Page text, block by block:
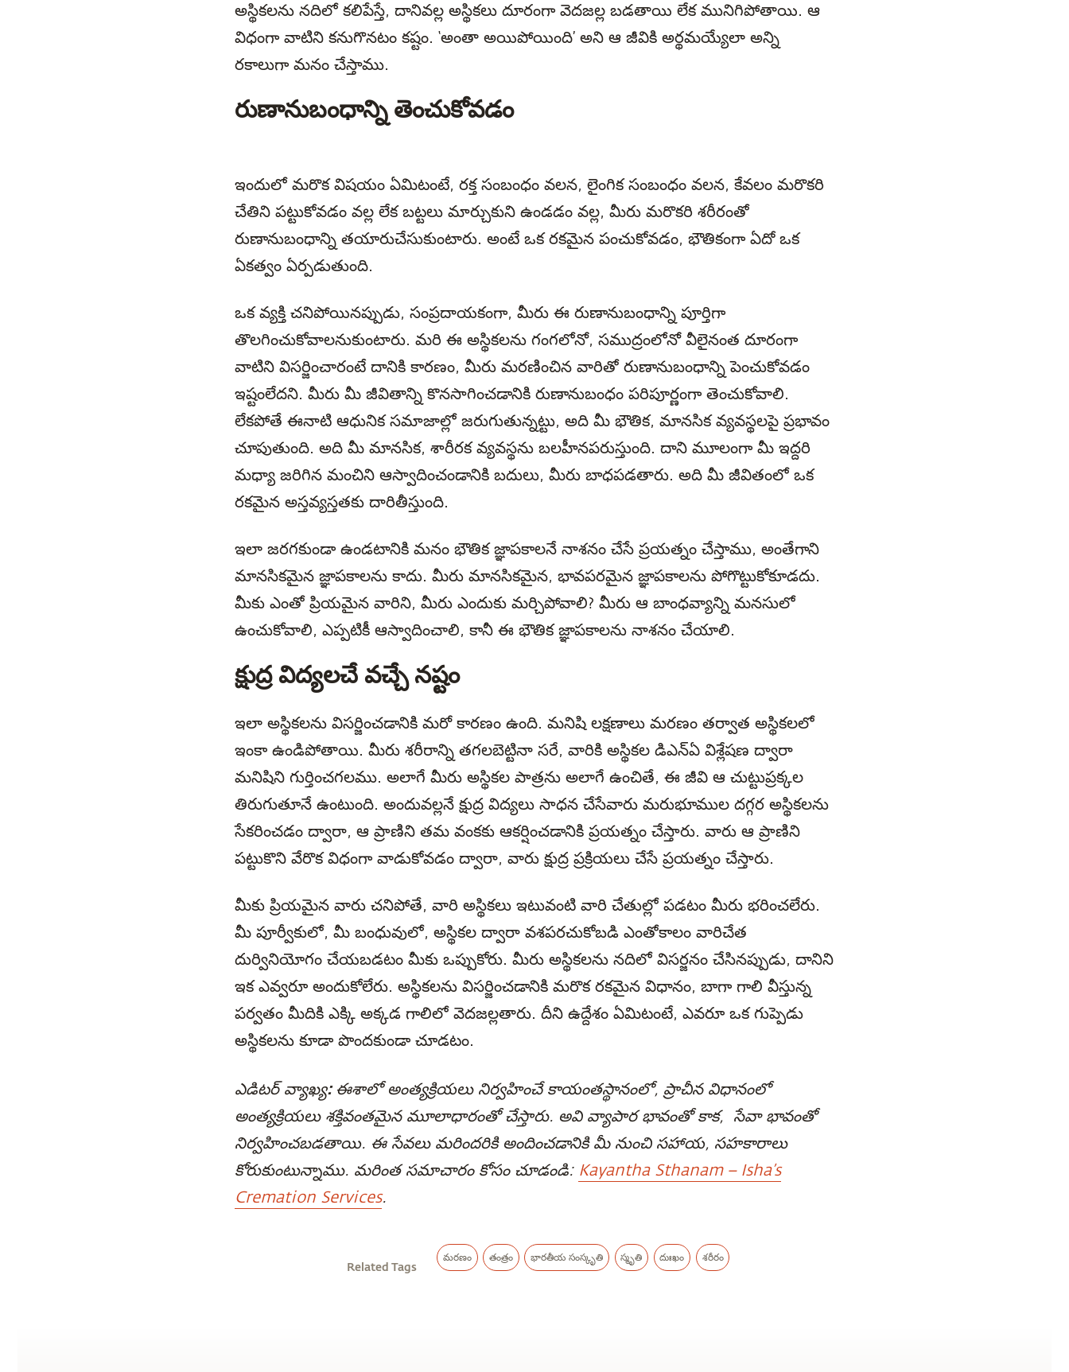
అస్థికలను నదిలో కలిపేస్తే, దానివల్ల అస్థికలు దూరంగా వెదజల్ల బడతాయి లేక మునిగిపోతాయి. ఆ
విధంగా వాటిని కనుగొనటం కష్టం. ‘అంతా అయిపోయింది’ అని ఆ జీవికి అర్థమయ్యేలా అన్ని
రకాలుగా మనం చేస్తాము.
రుణానుబంధాన్ని తెంచుకోవడం
ఇందులో మరొక విషయం ఏమిటంటే, రక్త సంబంధం వలన, లైంగిక సంబంధం వలన, కేవలం మరొకరి
చేతిని పట్టుకోవడం వల్ల లేక బట్టలు మార్చుకుని ఉండడం వల్ల, మీరు మరొకరి శరీరంతో
రుణానుబంధాన్ని తయారుచేసుకుంటారు. అంటే ఒక రకమైన పంచుకోవడం, భౌతికంగా ఏదో ఒక
ఏకత్వం ఏర్పడుతుంది.
ఒక వ్యక్తి చనిపోయినప్పుడు, సంప్రదాయకంగా, మీరు ఈ రుణానుబంధాన్ని పూర్తిగా
తొలగించుకోవాలనుకుంటారు. మరి ఈ అస్థికలను గంగలోనో, సముద్రంలోనో వీలైనంత దూరంగా
వాటిని విసర్జించారంటే దానికి కారణం, మీరు మరణించిన వారితో రుణానుబంధాన్ని పెంచుకోవడం
ఇష్టంలేదని. మీరు మీ జీవితాన్ని కొనసాగించడానికి రుణానుబంధం పరిపూర్ణంగా తెంచుకోవాలి.
లేకపోతే ఈనాటి ఆధునిక సమాజాల్లో జరుగుతున్నట్టు, అది మీ భౌతిక, మానసిక వ్యవస్థలపై ప్రభావం
చూపుతుంది. అది మీ మానసిక, శారీరక వ్యవస్థను బలహీనపరుస్తుంది. దాని మూలంగా మీ ఇద్దరి
మధ్యా జరిగిన మంచిని ఆస్వాదించండానికి బదులు, మీరు బాధపడతారు. అది మీ జీవితంలో ఒక
రకమైన అస్తవ్యస్తతకు దారితీస్తుంది.
ఇలా జరగకుండా ఉండటానికి మనం భౌతిక జ్ఞాపకాలనే నాశనం చేసే ప్రయత్నం చేస్తాము, అంతేగాని
మానసికమైన జ్ఞాపకాలను కాదు. మీరు మానసికమైన, భావపరమైన జ్ఞాపకాలను పోగొట్టుకోకూడదు.
మీకు ఎంతో ప్రియమైన వారిని, మీరు ఎందుకు మర్చిపోవాలి? మీరు ఆ బాంధవ్యాన్ని మనసులో
ఉంచుకోవాలి, ఎప్పటికీ ఆస్వాదించాలి, కానీ ఈ భౌతిక జ్ఞాపకాలను నాశనం చేయాలి.
క్షుద్ర విద్యలచే వచ్చే నష్టం
ఇలా అస్థికలను విసర్జించడానికి మరో కారణం ఉంది. మనిషి లక్షణాలు మరణం తర్వాత అస్థికలలో
ఇంకా ఉండిపోతాయి. మీరు శరీరాన్ని తగలబెట్టినా సరే, వారికి అస్థికల డిఎన్ఏ విశ్లేషణ ద్వారా
మనిషిని గుర్తించగలము. అలాగే మీరు అస్థికల పాత్రను అలాగే ఉంచితే, ఈ జీవి ఆ చుట్టుప్రక్కల
తిరుగుతూనే ఉంటుంది. అందువల్లనే క్షుద్ర విద్యలు సాధన చేసేవారు మరుభూముల దగ్గర అస్థికలను
సేకరించడం ద్వారా, ఆ ప్రాణిని తమ వంకకు ఆకర్షించడానికి ప్రయత్నం చేస్తారు. వారు ఆ ప్రాణిని
పట్టుకొని వేరొక విధంగా వాడుకోవడం ద్వారా, వారు క్షుద్ర ప్రక్రియలు చేసే ప్రయత్నం చేస్తారు.
మీకు ప్రియమైన వారు చనిపోతే, వారి అస్థికలు ఇటువంటి వారి చేతుల్లో పడటం మీరు భరించలేరు.
మీ పూర్వీకులో, మీ బంధువులో, అస్థికల ద్వారా వశపరచుకోబడి ఎంతోకాలం వారిచేత
దుర్వినియోగం చేయబడటం మీకు ఒప్పుకోరు. మీరు అస్థికలను నదిలో విసర్జనం చేసినప్పుడు, దానిని
ఇక ఎవ్వరూ అందుకోలేరు. అస్థికలను విసర్జించడానికి మరొక రకమైన విధానం, బాగా గాలి వీస్తున్న
పర్వతం మీదికి ఎక్కి అక్కడ గాలిలో వెదజల్లతారు. దీని ఉద్దేశం ఏమిటంటే, ఎవరూ ఒక గుప్పెడు
అస్థికలను కూడా పొందకుండా చూడటం.
ఎడిటర్ వ్యాఖ్య: ఈశాలో అంత్యక్రియలు నిర్వహించే కాయంతస్థానంలో, ప్రాచీన విధానంలో
అంత్యక్రియలు శక్తివంతమైన మూలాధారంతో చేస్తారు. అవి వ్యాపార భావంతో కాక, సేవా భావంతో
నిర్వహించబడతాయి. ఈ సేవలు మరిందరికి అందించడానికి మీ నుంచి సహాయ, సహకారాలు
కోరుకుంటున్నాము. మరింత సమాచారం కోసం చూడండి: Kayantha Sthanam – Isha’s
Cremation Services.
Related Tags
మరణం తంత్రం భారతీయ సంస్కృతి స్మృతి దుఃఖం శరీరం